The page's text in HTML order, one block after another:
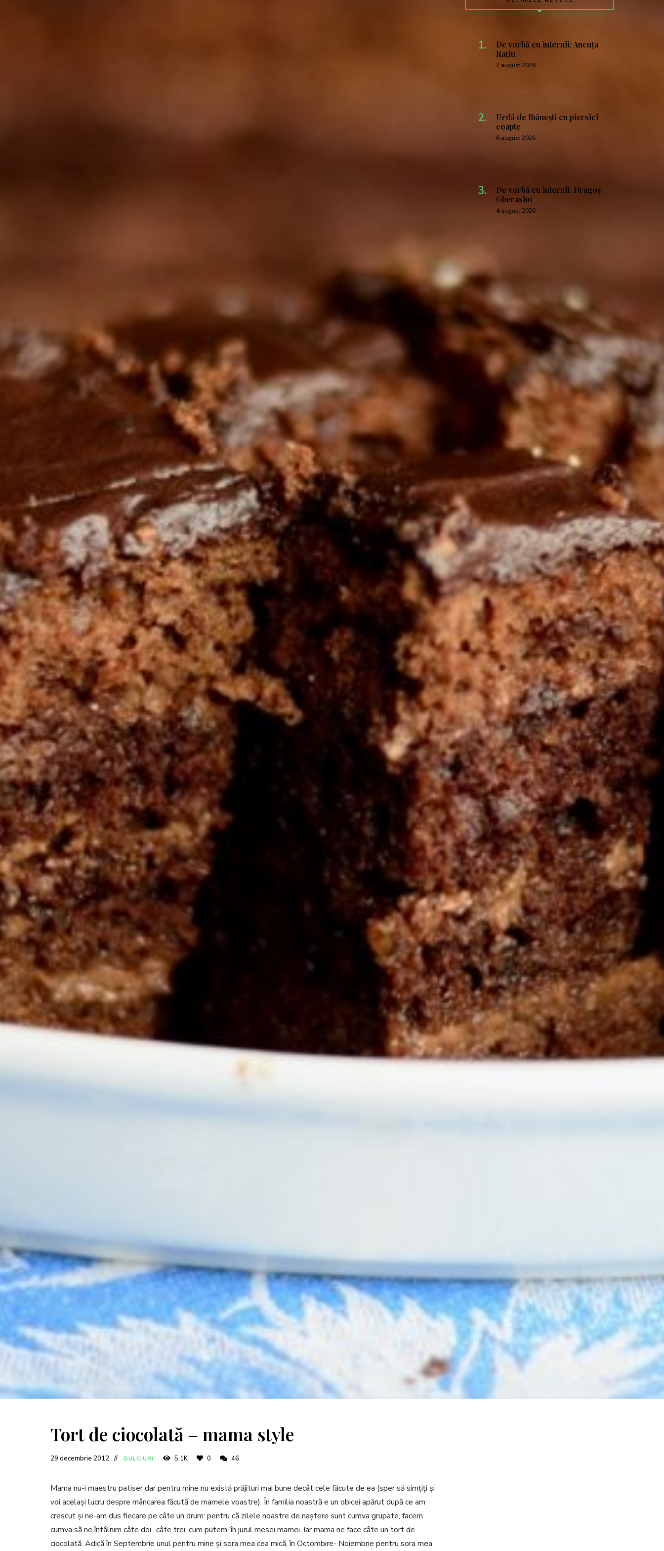
Tort de ciocolată – mama style
29 decembrie 2012 DULCIURI 5.1K 0 46
Mama nu-i maestru patiser dar pentru mine nu există prăjituri mai bune decât cele făcute de ea (sper să simțiți și
voi același lucru despre mâncarea făcută de mamele voastre). În familia noastră e un obicei apărut după ce am
crescut și ne-am dus fiecare pe câte un drum: pentru că zilele noastre de naștere sunt cumva grupate, facem
cumva să ne întâlnim câte doi -câte trei, cum putem, în jurul mesei mamei. Iar mama ne face câte un tort de
ciocolată. Adică în Septembrie unul pentru mine și sora mea cea mică, în Octombire- Noiembrie pentru sora mea
De vorbă cu internii: Ancuța
Rațiu
7 august 2026
Urdă de Ibănești cu piersici
coapte
6 august 2026
De vorbă cu internii: Dragoș
Gherasim
4 august 2026